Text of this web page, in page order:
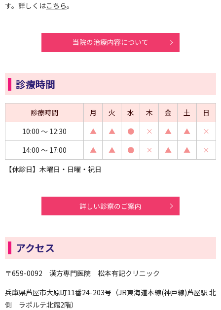
す。詳しくはこちら。
当院の治療内容について
診療時間
診療時間 月 火 水 木 金 土
日
10:00 ～ 12:30
▲ ▲ ● × ▲ ▲
×
14:00 ～ 17:00
▲ ▲ ● × ▲ ▲
×
【休診日】木曜日・日曜・祝日
詳しい診察のご案内
アクセス
〒659-0092 漢方専門医院 松本有記クリニック
兵庫県芦屋市大原町11番24-203号（JR東海道本線(神戸線)芦屋駅 北
側 ラポルテ北館2階）